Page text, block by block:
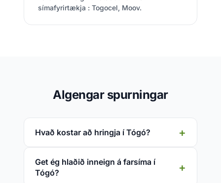
símafyrirtækja : Togocel, Moov.
Algengar spurningar
Hvað kostar að hringja í Tógó?
Get ég hlaðið inneign á farsíma í
Tógó?